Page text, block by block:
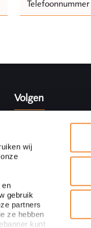
wij
en
gebruik
partners
ze hebben
kunt
Telefoonnummer
Volgen